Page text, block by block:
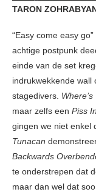
TARON
“Easy come easy
achtige postpunk
einde van de set
indrukwekkende wall
stagedivers.
maar zelfs een Piss
gingen we niet enkel
Tunacan
Backwards
te onderstrepen dat
maar dan wel dat